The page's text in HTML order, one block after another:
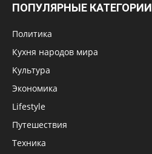
ПОПУЛЯРНЫЕ КАТЕГОРИИ
Политика
Кухня народов мира
Kультура
Экономика
Lifestyle
Путешествия
Техника